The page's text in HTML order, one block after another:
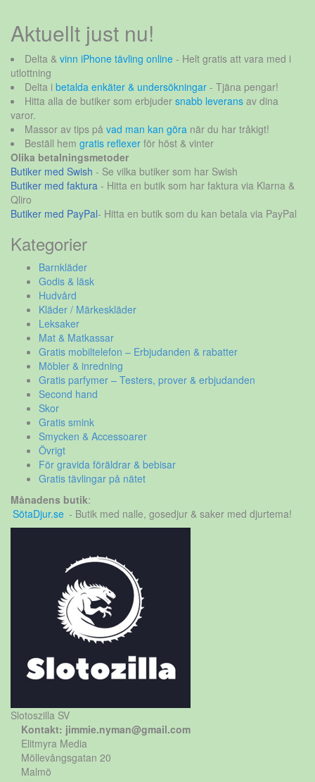
Aktuellt just nu!
Delta & vinn iPhone tävling online - Helt gratis att vara med i
utlottning
Delta i betalda enkäter & undersökningar - Tjäna pengar!
Hitta alla de butiker som erbjuder snabb leverans av dina
varor.
Massor av tips på vad man kan göra när du har tråkigt!
Beställ hem gratis reflexer för höst & vinter
Olika betalningsmetoder
Butiker med Swish - Se vilka butiker som har Swish
Butiker med faktura - Hitta en butik som har faktura via Klarna &
Qliro
Butiker med PayPal- Hitta en butik som du kan betala via PayPal
Kategorier
Barnkläder
Godis & läsk
Hudvård
Kläder / Märkeskläder
Leksaker
Mat & Matkassar
Gratis mobiltelefon – Erbjudanden & rabatter
Möbler & inredning
Gratis parfymer – Testers, prover & erbjudanden
Second hand
Skor
Gratis smink
Smycken & Accessoarer
Övrigt
För gravida föräldrar & bebisar
Gratis tävlingar på nätet
Månadens butik:
SötaDjur.se - Butik med nalle, gosedjur & saker med djurtema!
Slotoszilla SV
Kontakt: jimmie.nyman@gmail.com
Elitmyra Media
Möllevångsgatan 20
Malmö